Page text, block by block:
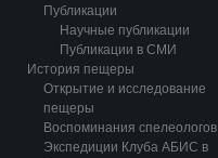
Публикации
Научные публикации
Публикации в СМИ
История пещеры
Открытие и исследование
пещеры
Воспоминания спелеологов
Экспедиции Клуба АБИС в